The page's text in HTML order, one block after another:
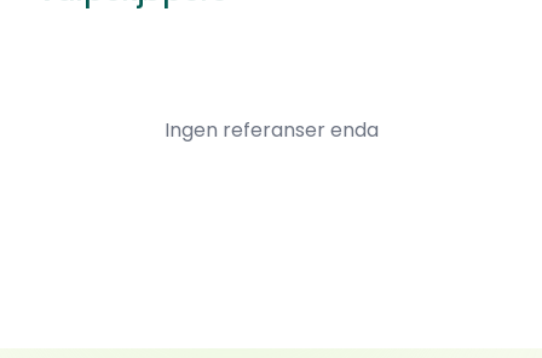
Ingen referanser enda